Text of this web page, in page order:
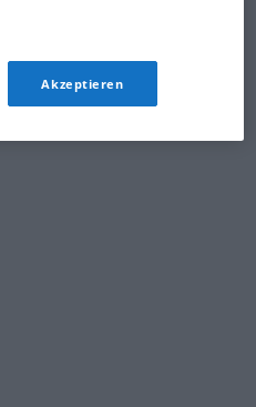
Akzeptieren